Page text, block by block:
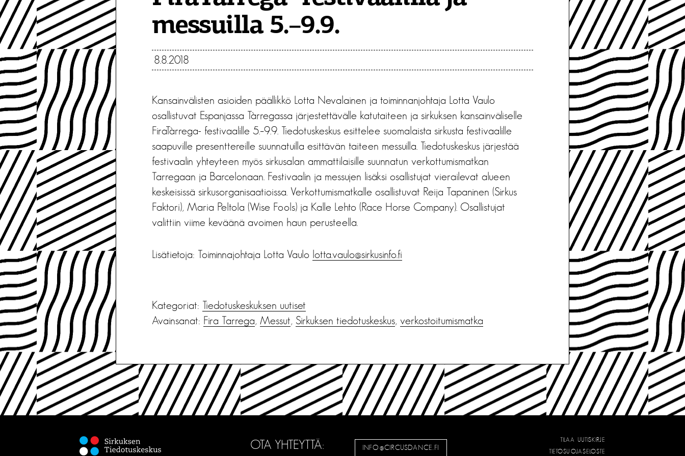
messuilla 5.–9.9.
8.8.2018
Kansainvälisten asioiden päällikkö Lotta Nevalainen ja toiminnanjohtaja Lotta Vaulo
osallistuvat Espanjassa Tàrregassa järjestettävälle katutaiteen ja sirkuksen kansainväliselle
FiraTàrrega- festivaalille 5.–9.9. Tiedotuskeskus esittelee suomalaista sirkusta festivaalille
saapuville presenttereille suunnatuilla esittävän taiteen messuilla. Tiedotuskeskus järjestää
festivaalin yhteyteen myös sirkusalan ammattilaisille suunnatun verkottumismatkan
Tarregaan ja Barcelonaan. Festivaalin ja messujen lisäksi osallistujat vierailevat alueen
keskeisissä sirkusorganisaatioissa. Verkottumismatkalle osallistuvat Reija Tapaninen (Sirkus
Faktori), Maria Peltola (Wise Fools) ja Kalle Lehto (Race Horse Company). Osallistujat
valittiin viime keväänä avoimen haun perusteella.
Lisätietoja: Toiminnajohtaja Lotta Vaulo lotta.vaulo@sirkusinfo.fi
Kategoriat: Tiedotus­keskuksen uutiset
Avainsanat: Fira Tarrega, Messut, Sirkuksen tiedotuskeskus, verkostoitumismatka
OTA YHTEYTTÄ: INFO@CIRCUSDANCE.FI
TILAA UUTISKIRJE
TIETOSUOJASELOSTE